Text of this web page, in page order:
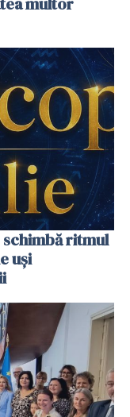
ritmul
uși